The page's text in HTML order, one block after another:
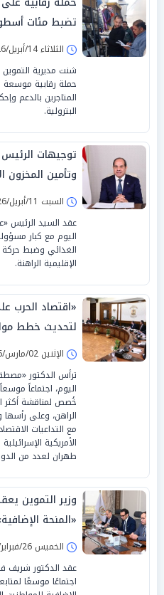
تضبط مئات
الثلاثاء 14/أبريل/2026 - 03:01 م
شنت مديرية التموين
حملة رقابية
المتاجرين بالدعم
البترولية.
توجيهات
وتأمين المخزون
السبت 11/أبريل/2026 - 03:05 م
عقد السيد الرئيس
اليوم مع كبار
الغذائي وضبط
الإقليمية الراهنة.
«اقتصاد الحرب
لتحديث خطط
الإثنين 02/مارس/2026 - 04:54 م
ترأس الدكتور
اليوم، اجتماعاً
خُصص لمناقشة أكثر
الراهن، وعلى
مع التداعيات
الأمريكية
طهران لعدد من
وزير التموين
«المنحة
الخميس 26/فبراير/2026 - 08:56 م
عقد الدكتور شريف
اجتماعًا موسعًا